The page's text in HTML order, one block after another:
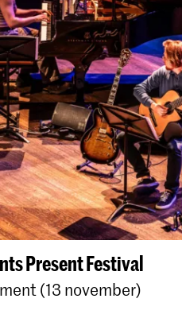
Present Festival
(13 november)